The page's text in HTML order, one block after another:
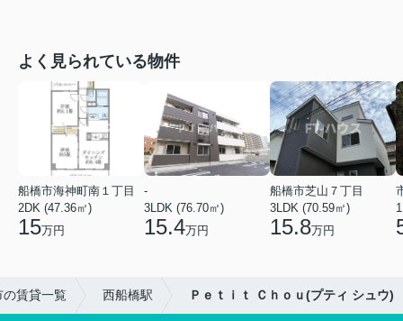
よく見られている物件
船橋市海神町南１丁目
2DK (47.36㎡)
15万円
-
3LDK (76.70㎡)
15.4万円
船橋市芝山７丁目
3LDK (70.59㎡)
15.8万円
の賃貸一覧 西船橋駅 Ｐｅｔｉｔ Ｃｈｏｕ(プティ シュウ)